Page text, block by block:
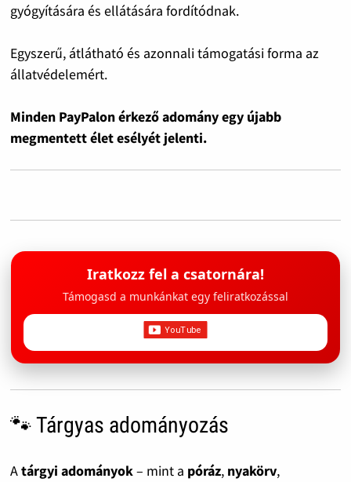
gyógyítására és ellátására fordítódnak.
Egyszerű, átlátható és azonnali támogatási forma az
állatvédelemért.
Minden PayPalon érkező adomány egy újabb
megmentett élet esélyét jelenti.
Iratkozz fel a csatornára!
Támogasd a munkánkat egy feliratkozással
🐾 Tárgyas adományozás
Atárgyi adományok– mint a póráz, nyakörv,